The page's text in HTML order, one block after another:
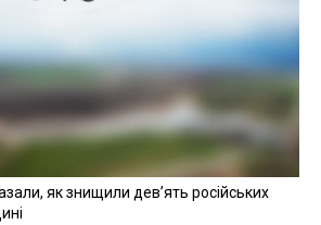
як знищили девʼять російських